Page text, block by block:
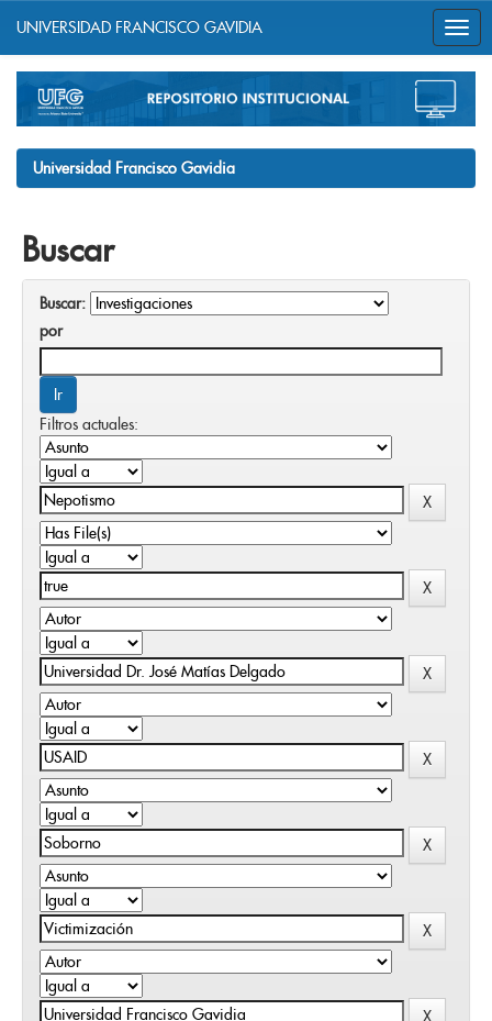
navigation
UNIVERSIDAD FRANCISCO GAVIDIA
Universidad Francisco Gavidia
Buscar
Buscar:
por
Filtros actuales: